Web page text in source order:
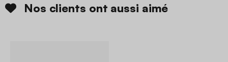
Nos clients ont aussi aimé